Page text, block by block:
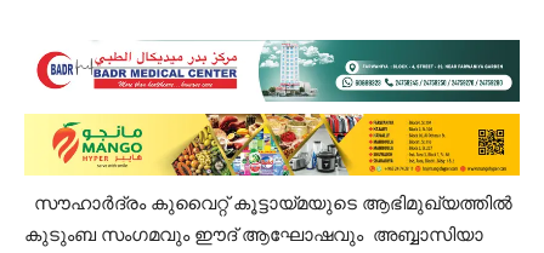
സൗഹാർദ്രം കുവൈറ്റ് കൂട്ടായ്മയുടെ ആഭിമുഖ്യത്തിൽ
കുടുംബ സംഗമവും ഈദ് ആഘോഷവും അബ്ബാസിയാ